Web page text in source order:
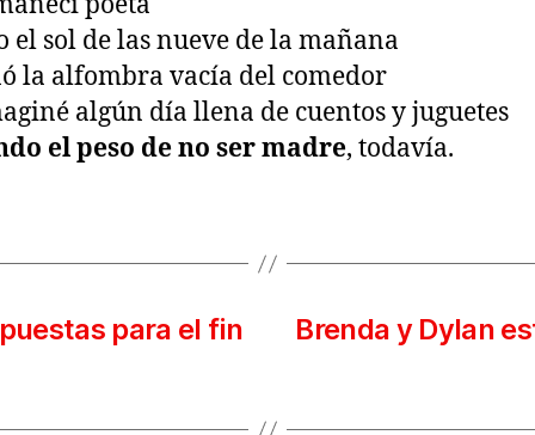
el sol de las nueve de la mañana
la alfombra vacía del comedor
algún día llena de cuentos y juguetes
el peso de no ser madre, todavía.
para el fin Brenda y Dylan